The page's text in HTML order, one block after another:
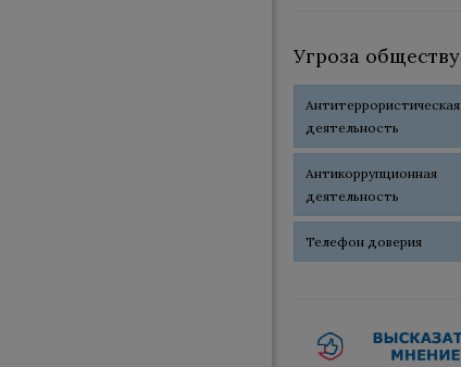
Угроза обществу
Антитеррористическая
деятельность
Антикоррупционная
деятельность
Телефон доверия